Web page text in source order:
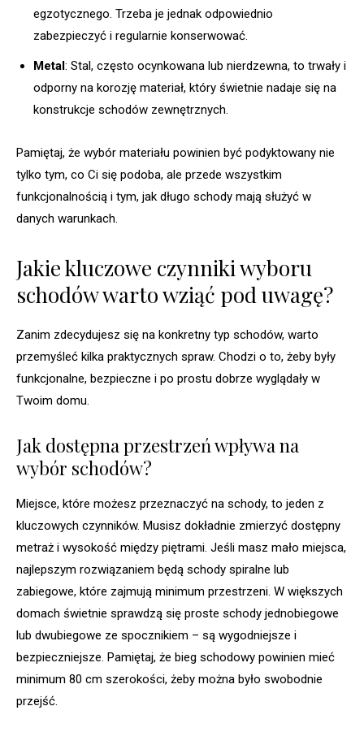
egzotycznego. Trzeba je jednak odpowiednio
zabezpieczyć i regularnie konserwować.
Metal: Stal, często ocynkowana lub nierdzewna, to trwały i
odporny na korozję materiał, który świetnie nadaje się na
konstrukcje schodów zewnętrznych.
Pamiętaj, że wybór materiału powinien być podyktowany nie
tylko tym, co Ci się podoba, ale przede wszystkim
funkcjonalnością i tym, jak długo schody mają służyć w
danych warunkach.
Jakie kluczowe czynniki wyboru
schodów warto wziąć pod uwagę?
Zanim zdecydujesz się na konkretny typ schodów, warto
przemyśleć kilka praktycznych spraw. Chodzi o to, żeby były
funkcjonalne, bezpieczne i po prostu dobrze wyglądały w
Twoim domu.
Jak dostępna przestrzeń wpływa na
wybór schodów?
Miejsce, które możesz przeznaczyć na schody, to jeden z
kluczowych czynników. Musisz dokładnie zmierzyć dostępny
metraż i wysokość między piętrami. Jeśli masz mało miejsca,
najlepszym rozwiązaniem będą schody spiralne lub
zabiegowe, które zajmują minimum przestrzeni. W większych
domach świetnie sprawdzą się proste schody jednobiegowe
lub dwubiegowe ze spocznikiem – są wygodniejsze i
bezpieczniejsze. Pamiętaj, że bieg schodowy powinien mieć
minimum 80 cm szerokości, żeby można było swobodnie
przejść.